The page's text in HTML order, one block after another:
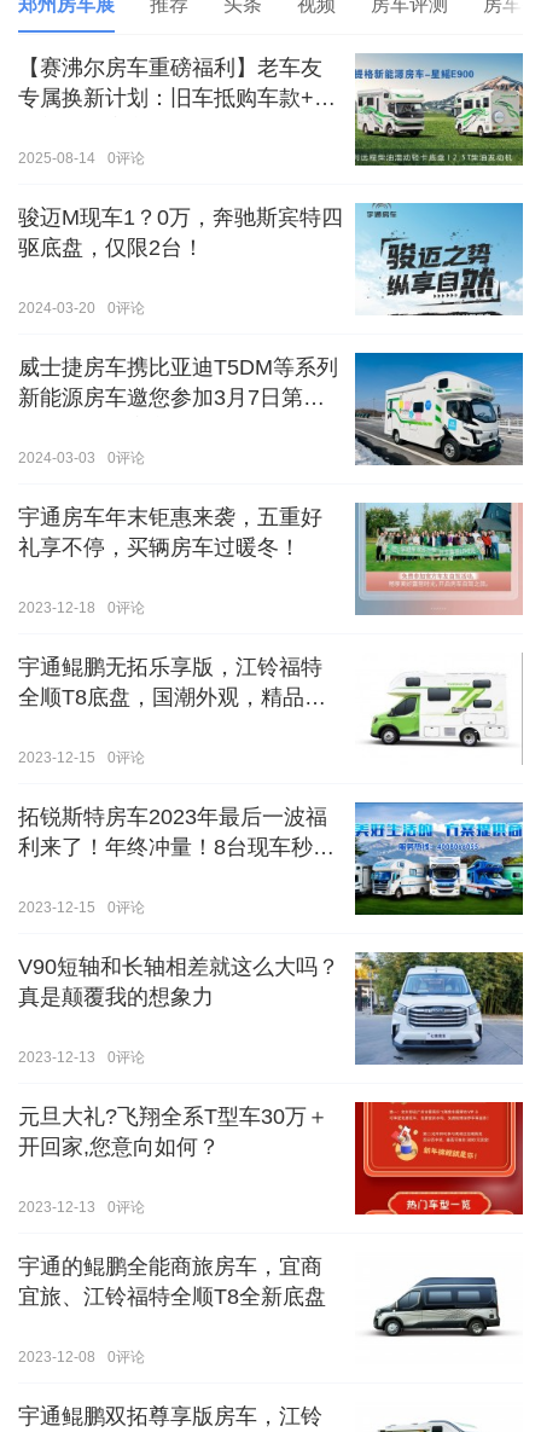
郑州房车展 推荐 头条 视频 房车评测 房车
【赛沸尔房车重磅福利】老车友
专属换新计划：旧车抵购车款+额
2025-08-14 0评论
骏迈M现车1？0万，奔驰斯宾特四
驱底盘，仅限2台！
2024-03-20 0评论
威士捷房车携比亚迪T5DM等系列
新能源房车邀您参加3月7日第八
2024-03-03 0评论
宇通房车年末钜惠来袭，五重好
礼享不停，买辆房车过暖冬！
2023-12-18 0评论
宇通鲲鹏无拓乐享版，江铃福特
全顺T8底盘，国潮外观，精品内
2023-12-15 0评论
拓锐斯特房车2023年最后一波福
利来了！年终冲量！8台现车秒杀
2023-12-15 0评论
V90短轴和长轴相差就这么大吗？
真是颠覆我的想象力
2023-12-13 0评论
元旦大礼?飞翔全系T型车30万＋
开回家,您意向如何？
2023-12-13 0评论
宇通的鲲鹏全能商旅房车，宜商
宜旅、江铃福特全顺T8全新底盘
2023-12-08 0评论
宇通鲲鹏双拓尊享版房车，江铃